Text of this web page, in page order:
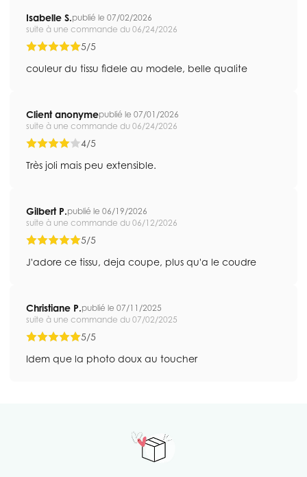
Isabelle S.publié le 07/02/2026
suite à une commande du 06/24/2026
5/5
couleur du tissu fidele au modele, belle qualite
Client anonymepublié le 07/01/2026
suite à une commande du 06/24/2026
4/5
Très joli mais peu extensible.
Gilbert P.publié le 06/19/2026
suite à une commande du 06/12/2026
5/5
J'adore ce tissu, deja coupe, plus qu'a le coudre
Christiane P.publié le 07/11/2025
suite à une commande du 07/02/2025
5/5
Idem que la photo doux au toucher